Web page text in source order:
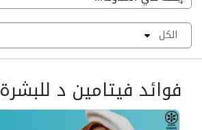
الكل
فوائد فيتامين د للبشرة